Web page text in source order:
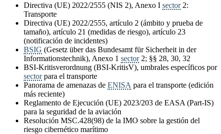
Directiva (UE) 2022/2555 (NIS 2), Anexo I sector2:
Transporte
Directiva (UE) 2022/2555, artículo 2 (ámbito y prueba de
tamaño), artículo 21 (medidas de riesgo), artículo 23
(notificación de incidentes)
BSIG (Gesetz über das Bundesamt für Sicherheit in der
Informationstechnik), Anexo 1 sector2; §§ 28, 30, 32
BSI-Kritisverordnung (BSI-KritisV), umbrales específicos por
sectorpara el transporte
Panorama de amenazas de ENISA para el transporte (edición
más reciente)
Reglamento de Ejecución (UE) 2023/203 de EASA (Part-IS)
para la seguridad de la aviación
Resolución MSC.428(98) de la IMO sobre la gestión del
riesgo cibernético marítimo